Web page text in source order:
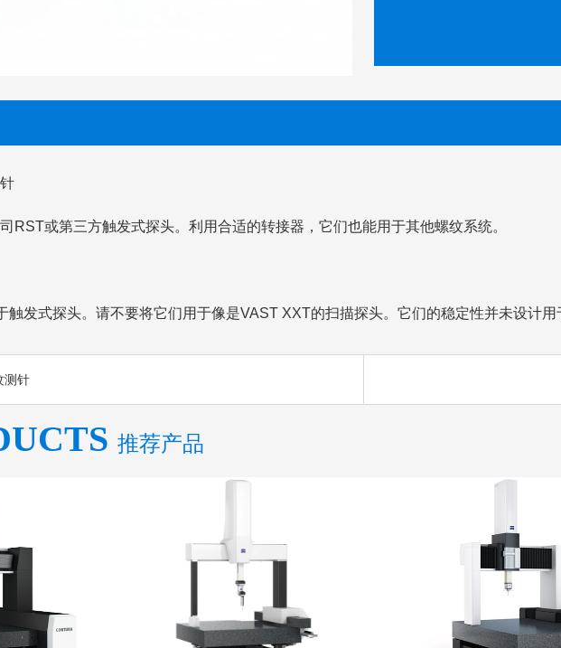
或第三方触发式探头。利用合适的转接器，它们也能用于其他螺纹系统。
式探头。请不要将它们用于像是VAST XXT的扫描探头。它们的稳定性并未设计用
测针
推荐产品